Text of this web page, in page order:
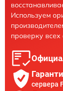
Используем
проверку
сервера